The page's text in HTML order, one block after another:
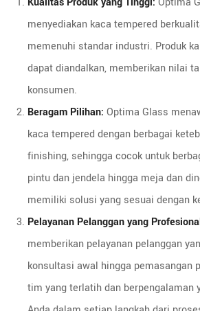
menyediakan kaca tempered
memenuhi standar industri. Produk
dapat diandalkan, memberikan nilai
konsumen.
Beragam Pilihan: Optima Glass
kaca tempered dengan berbagai
finishing, sehingga cocok untuk
pintu dan jendela hingga meja dan
memiliki solusi yang sesuai dengan
Pelayanan Pelanggan yang
memberikan pelayanan pelanggan
konsultasi awal hingga pemasangan
tim yang terlatih dan berpengalaman